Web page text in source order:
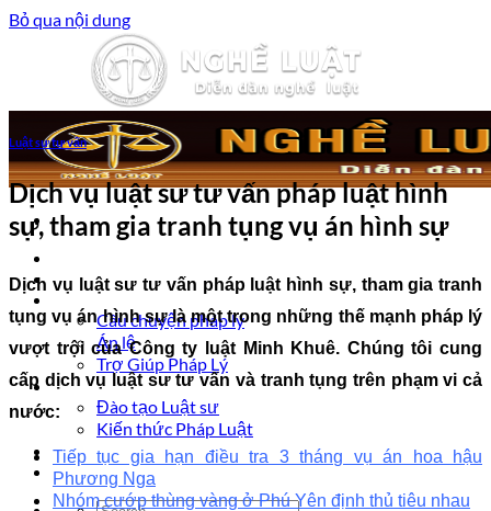
Bỏ qua nội dung
Luật sư tư vấn
Vấn đề pháp lý
Câu chuyện pháp lý
Án lệ
Trợ Giúp Pháp Lý
Nghề Luật
Đào tạo Luật sư
Kiến thức Pháp Luật
Kinh nghiệm – Kỹ năng
Tin tức pháp luật
Luật sư tư vấn
Dịch vụ luật sư tư vấn pháp luật hình
sự, tham gia tranh tụng vụ án hình sự
Dịch vụ luật sư tư vấn pháp luật hình sự, tham gia tranh
tụng vụ án hình sự là một trong những thế mạnh pháp lý
vượt trội của Công ty luật Minh Khuê. Chúng tôi cung
cấp dịch vụ luật sư tư vấn và tranh tụng trên phạm vi cả
nước:
Tiếp tục gia hạn điều tra 3 tháng vụ án hoa hậu
Phương Nga
Nhóm cướp thùng vàng ở Phú Yên định thủ tiêu nhau